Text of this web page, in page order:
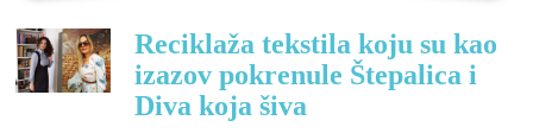
Reciklaža tekstila koju su kao
izazov pokrenule Štepalica i
Diva koja šiva